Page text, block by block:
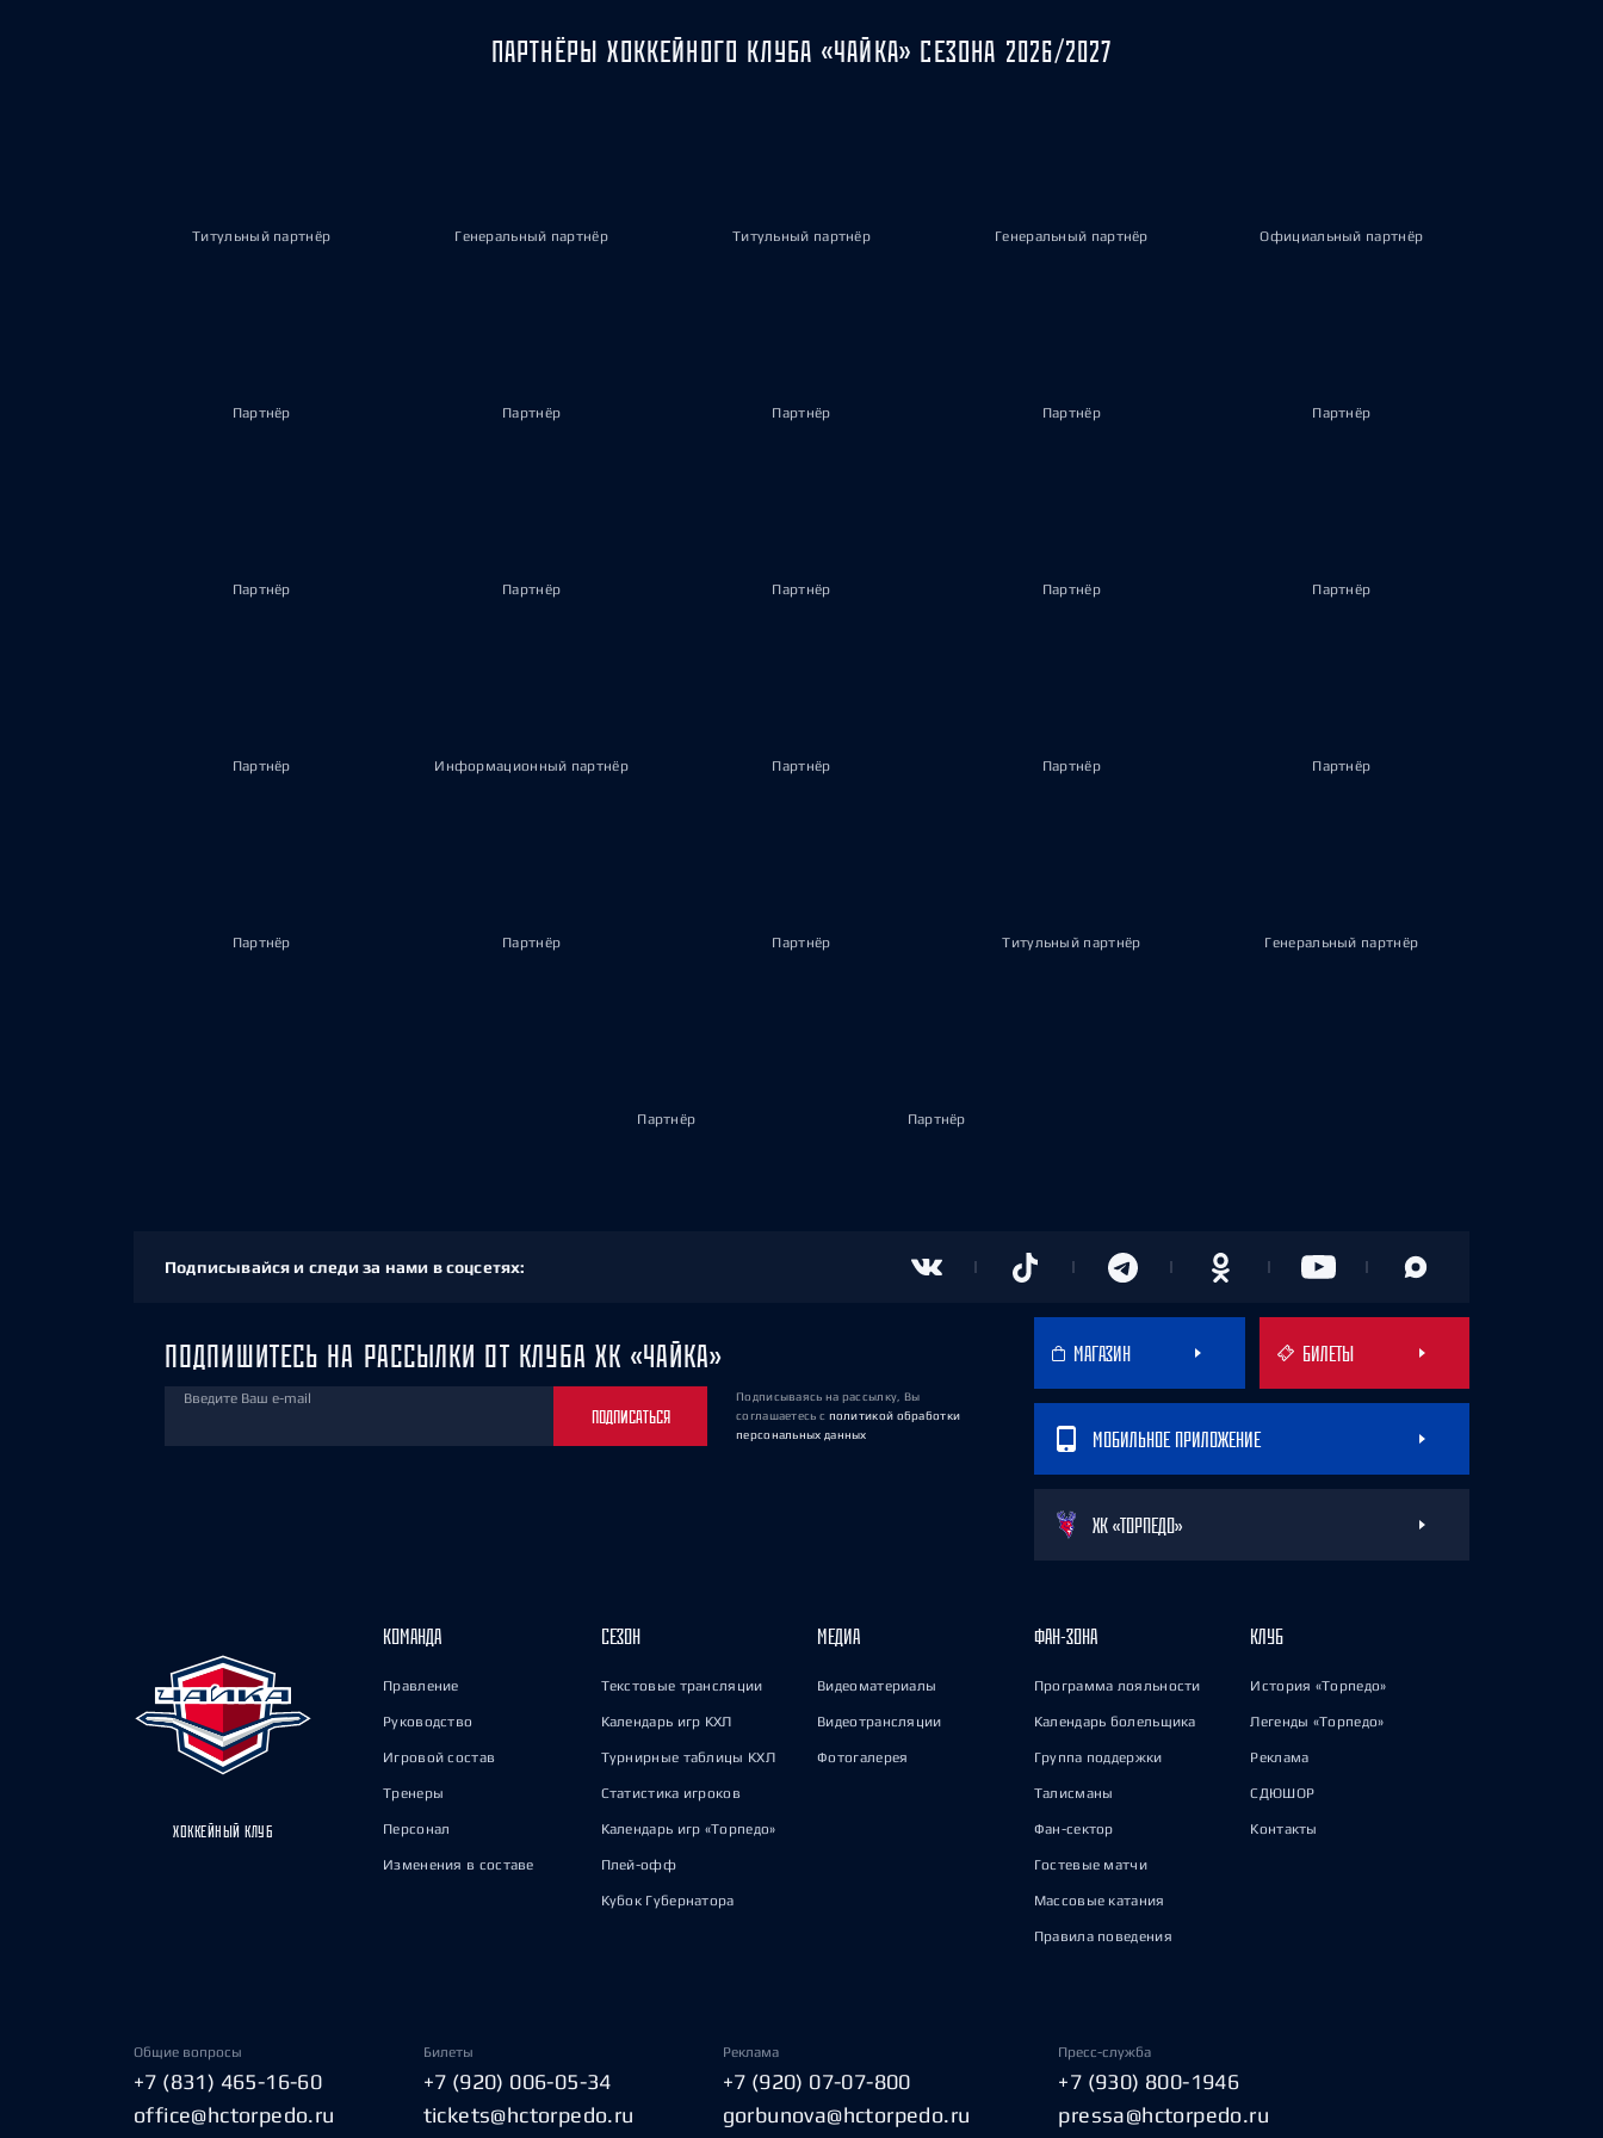
ПАРТНЁРЫ ХОККЕЙНОГО КЛУБА «ЧАЙКА» СЕЗОНА 2026/2027
Титульный партнёр Генеральный партнёр Титульный партнёр Генеральный партнёр Официальный партнёр
Партнёр Партнёр Партнёр Партнёр Партнёр
Партнёр Партнёр Партнёр Партнёр Партнёр
Партнёр Информационный партнёр Партнёр Партнёр Партнёр
Партнёр Партнёр Партнёр Титульный партнёр Генеральный партнёр
Партнёр Партнёр
Подписывайся и следи за нами в соцсетях:
ПОДПИШИТЕСЬ НА РАССЫЛКИ ОТ КЛУБА ХК «ЧАЙКА»
Введите Ваш e-mail
ПОДПИСАТЬСЯ
Подписываясь на рассылку, Вы
соглашаетесь с политикой обработки
персональных данных
МАГАЗИН БИЛЕТЫ
МОБИЛЬНОЕ ПРИЛОЖЕНИЕ
ХК «ТОРПЕДО»
ХОККЕЙНЫЙ КЛУБ
КОМАНДА
Правление
Руководство
Игровой состав
Тренеры
Персонал
Изменения в составе
СЕЗОН
Текстовые трансляции
Календарь игр КХЛ
Турнирные таблицы КХЛ
Статистика игроков
Календарь игр «Торпедо»
Плей-офф
Кубок Губернатора
МЕДИА
Видеоматериалы
Видеотрансляции
Фотогалерея
ФАН-ЗОНА
Программа лояльности
Календарь болельщика
Группа поддержки
Талисманы
Фан-сектор
Гостевые матчи
Массовые катания
Правила поведения
КЛУБ
История «Торпедо»
Легенды «Торпедо»
Реклама
СДЮШОР
Контакты
Общие вопросы
+7 (831) 465-16-60
office@hctorpedo.ru
Билеты
+7 (920) 006-05-34
tickets@hctorpedo.ru
Реклама
+7 (920) 07-07-800
gorbunova@hctorpedo.ru
Пресс-служба
+7 (930) 800-1946
pressa@hctorpedo.ru